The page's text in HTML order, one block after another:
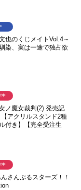
也のくじメイトVol.4～
染、実は一途で独占欲
ノ魔女裁判(2) 発売記
アクリルスタンド2種
付き】【完全受注生
中
さんぶるスターズ！！
中